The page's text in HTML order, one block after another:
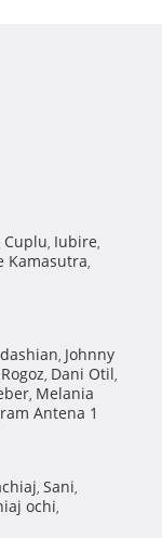
Cuplu, Iubire,
Kamasutra,
, Johnny
, Dani Otil,
, Melania
Antena 1
, Sani,
ochi,